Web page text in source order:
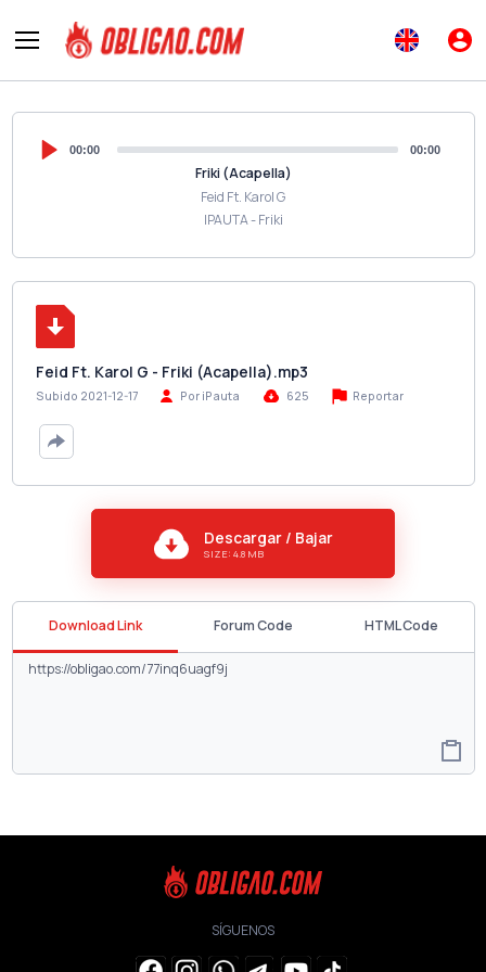
00:00 00:00
Friki (Acapella)
Feid Ft. Karol G
IPAUTA - Friki
Feid Ft. Karol G - Friki (Acapella).mp3
Subido 2021-12-17 Por iPauta 625 Reportar
Descargar / Bajar
SIZE: 4.8 MB
Download Link Forum Code HTML Code
SÍGUENOS